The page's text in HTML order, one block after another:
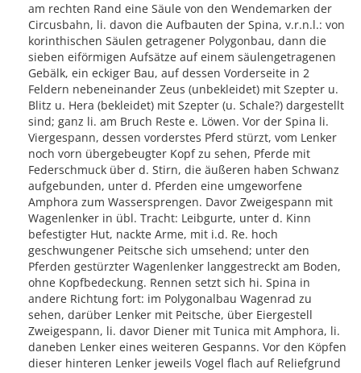
am rechten Rand eine Säule von den Wendemarken der
Circusbahn, li. davon die Aufbauten der Spina, v.r.n.l.: von
korinthischen Säulen getragener Polygonbau, dann die
sieben eiförmigen Aufsätze auf einem säulengetragenen
Gebälk, ein eckiger Bau, auf dessen Vorderseite in 2
Feldern nebeneinander Zeus (unbekleidet) mit Szepter u.
Blitz u. Hera (bekleidet) mit Szepter (u. Schale?) dargestellt
sind; ganz li. am Bruch Reste e. Löwen. Vor der Spina li.
Viergespann, dessen vorderstes Pferd stürzt, vom Lenker
noch vorn übergebeugter Kopf zu sehen, Pferde mit
Federschmuck über d. Stirn, die äußeren haben Schwanz
aufgebunden, unter d. Pferden eine umgeworfene
Amphora zum Wassersprengen. Davor Zweigespann mit
Wagenlenker in übl. Tracht: Leibgurte, unter d. Kinn
befestigter Hut, nackte Arme, mit i.d. Re. hoch
geschwungener Peitsche sich umsehend; unter den
Pferden gestürzter Wagenlenker langgestreckt am Boden,
ohne Kopfbedeckung. Rennen setzt sich hi. Spina in
andere Richtung fort: im Polygonalbau Wagenrad zu
sehen, darüber Lenker mit Peitsche, über Eiergestell
Zweigespann, li. davor Diener mit Tunica mit Amphora, li.
daneben Lenker eines weiteren Gespanns. Vor den Köpfen
dieser hinteren Lenker jeweils Vogel flach auf Reliefgrund